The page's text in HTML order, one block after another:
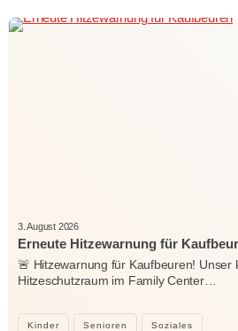
Kinder Senioren Soziales
3. August 2026
Erneute Hitzewarnung für
🚨 Hitzewarnung für Kaufbeuren! Unser
Hitzeschutzraum im Family Center…